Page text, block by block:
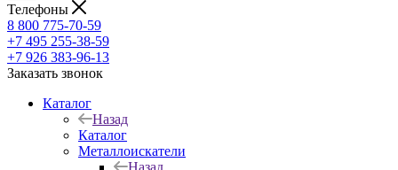
Телефоны
8 800 775-70-59
+7 495 255-38-59
+7 926 383-96-13
Заказать звонок
Каталог
Назад
Каталог
Металлоискатели
Назад